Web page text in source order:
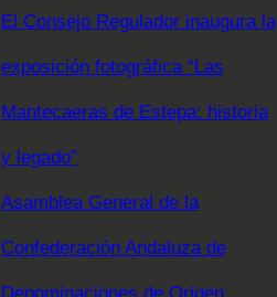
El Consejo Regulador inaugura la
exposición fotográfica “Las
Mantecaeras de Estepa: historia
y legado”
Asamblea General de la
Confederación Andaluza de